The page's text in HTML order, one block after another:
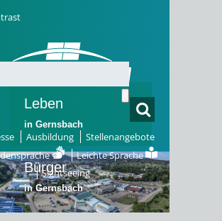
Ausbildung
Stellenangebote
Leichte Sprache
Sightseeing
Leben
in Gernsbach
Bürger
in Gernsbach